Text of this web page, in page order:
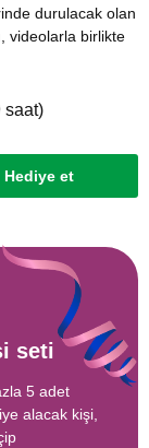
durulacak olan
videolarla birlikte
saat)
Hediye et
seti
5 adet
alacak kişi,